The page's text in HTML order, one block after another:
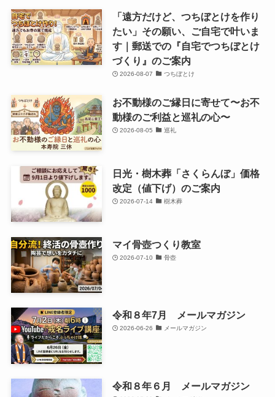
「遠方だけど、つちぼとけを作り
たい」その願い、ご自宅で叶いま
す｜郵送での『自宅でつちぼとけ
づくり』のご案内
2026-08-07 つちぼとけ
お不動様のご縁日に寄せて〜お不
動様のご利益と巡礼の心〜
2026-08-05 巡礼
日光・樹木葬「さくらんぼ」価格
改定（値下げ）のご案内
2026-07-14 樹木葬
マイ骨壺つくり教室
2026-07-10 骨壺
令和８年7月 メールマガジン
2026-06-26 メールマガジン
令和８年６月 メールマガジン